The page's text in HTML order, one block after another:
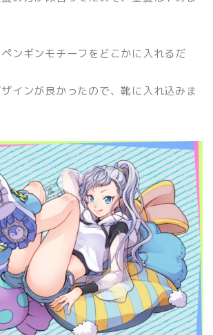
ンギンモチーフをどこかに入れるだ
インが良かったので、靴に入れ込みま